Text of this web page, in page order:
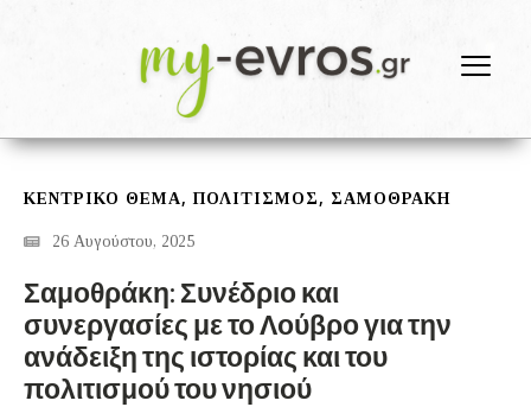
ΚΕΝΤΡΙΚΟ ΘΕΜΑ,ΠΟΛΙΤΙΣΜΟΣ , ΣΑΜΟΘΡΆΚΗ
26 Αυγούστου, 2025
Σαμοθράκη: Συνέδριο και
συνεργασίες με το Λούβρο για την
ανάδειξη της ιστορίας και του
πολιτισμού του νησιού